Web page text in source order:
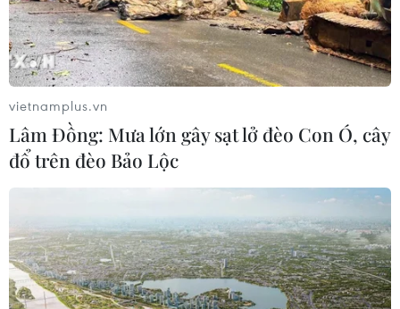
vietnamplus.vn
Lâm Đồng: Mưa lớn gây sạt lở đèo Con Ó, cây
đổ trên đèo Bảo Lộc